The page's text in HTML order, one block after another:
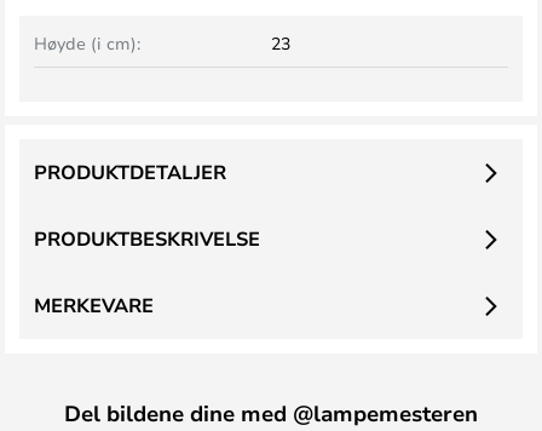
Høyde (i cm): 23
PRODUKTBESKRIVELSE
PRODUKTDETALJER
MERKEVARE
Del bildene dine med @lampemesteren